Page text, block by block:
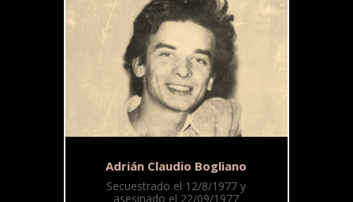
Adrián Claudio Bogliano
Secuestrado el 12/8/1977 y
asesinado el 22/09/1977